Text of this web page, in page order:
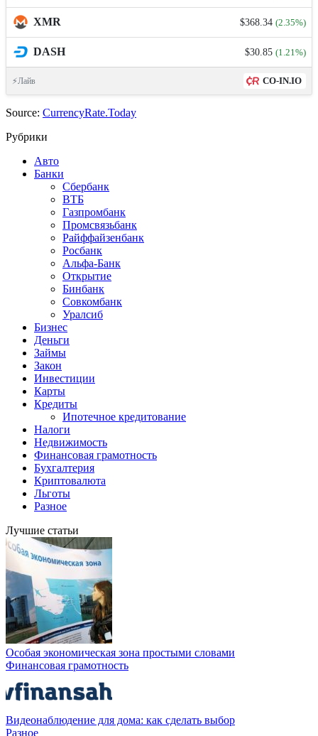
XMR $368.34 (2.35%)
DASH $30.85 (1.21%)
⚡Лайв CO-IN.IO
Source: CurrencyRate.Today
Рубрики
Авто
Банки
Сбербанк
ВТБ
Газпромбанк
Промсвязьбанк
Райффайзенбанк
Росбанк
Альфа-Банк
Открытие
Бинбанк
Совкомбанк
Уралсиб
Бизнес
Деньги
Займы
Закон
Инвестиции
Карты
Кредиты
Ипотечное кредитование
Налоги
Недвижимость
Финансовая грамотность
Бухгалтерия
Криптовалюта
Льготы
Разное
Лучшие статьи
Особая экономическая зона простыми словами
Финансовая грамотность
Видеонаблюдение для дома: как сделать выбор
Разное